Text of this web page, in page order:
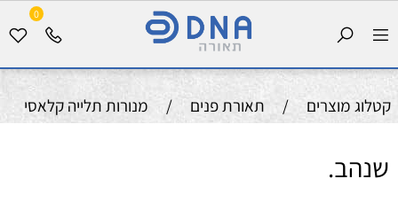
0
קטלוג מוצרים / תאורת פנים / מנורות תלייה קלאסי
שנהב.